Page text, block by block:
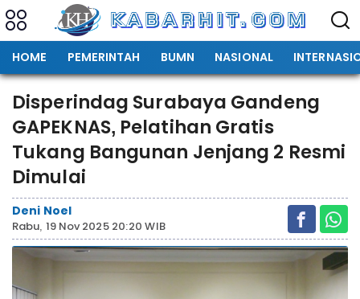
HOME PEMERINTAH BUMN NASIONAL
Disperindag Surabaya Gandeng
GAPEKNAS, Pelatihan Gratis
Tukang Bangunan Jenjang 2 Resmi
Dimulai
Deni Noel
Rabu, 19 Nov 2025 20:20 WIB